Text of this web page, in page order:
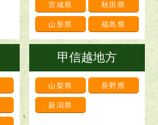
宮城県 秋田県
山形県 福島県
甲信越地方
山梨県 長野県
新潟県